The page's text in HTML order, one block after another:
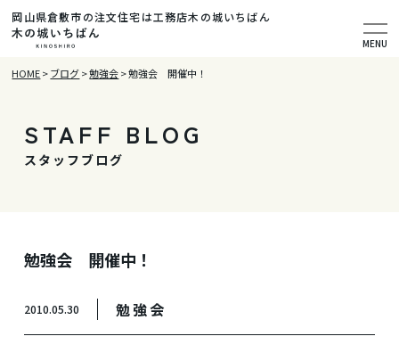
岡山県倉敷市の注文住宅は工務店木の城いちばん
MENU
HOME>ブログ>勉強会>勉強会 開催中！
STAFF BLOG
スタッフブログ
勉強会 開催中！
2010.05.30 勉強会